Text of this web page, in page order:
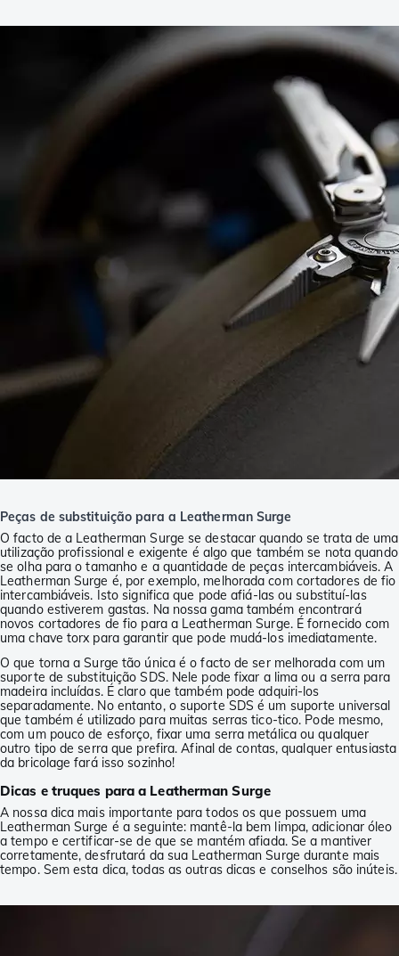
Peças de substituição para a Leatherman Surge
O facto de a Leatherman Surge se destacar quando se trata de uma
utilização profissional e exigente é algo que também se nota quando
se olha para o tamanho e a quantidade de peças intercambiáveis. A
Leatherman Surge é, por exemplo, melhorada com cortadores de fio
intercambiáveis. Isto significa que pode afiá-las ou substituí-las
quando estiverem gastas. Na nossa gama também encontrará
novos cortadores de fio para a Leatherman Surge. É fornecido com
uma chave torx para garantir que pode mudá-los imediatamente.
O que torna a Surge tão única é o facto de ser melhorada com um
suporte de substituição SDS. Nele pode fixar a lima ou a serra para
madeira incluídas. É claro que também pode adquiri-los
separadamente. No entanto, o suporte SDS é um suporte universal
que também é utilizado para muitas serras tico-tico. Pode mesmo,
com um pouco de esforço, fixar uma serra metálica ou qualquer
outro tipo de serra que prefira. Afinal de contas, qualquer entusiasta
da bricolage fará isso sozinho!
Dicas e truques para a Leatherman Surge
A nossa dica mais importante para todos os que possuem uma
Leatherman Surge é a seguinte: mantê-la bem limpa, adicionar óleo
a tempo e certificar-se de que se mantém afiada. Se a mantiver
corretamente, desfrutará da sua Leatherman Surge durante mais
tempo. Sem esta dica, todas as outras dicas e conselhos são inúteis.